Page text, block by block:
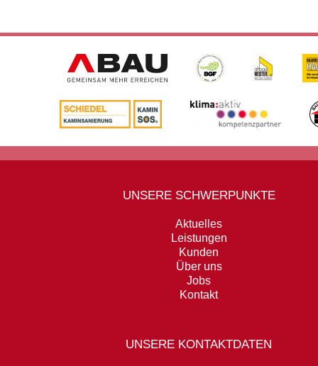
UNSERE SCHWERPUNKTE
Aktuelles
Leistungen
Kunden
Über uns
Jobs
Kontakt
UNSERE KONTAKTDATEN